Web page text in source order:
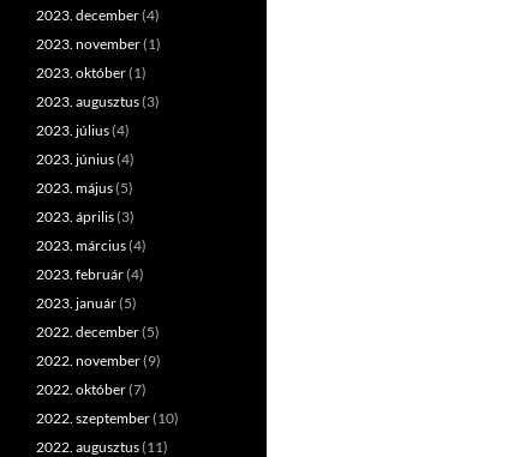
2023. december(4)
2023. november(1)
2023. október(1)
2023. augusztus(3)
2023. július(4)
2023. június(4)
2023. május(5)
2023. április(3)
2023. március(4)
2023. február(4)
2023. január(5)
2022. december(5)
2022. november(9)
2022. október(7)
2022. szeptember(10)
2022. augusztus(11)